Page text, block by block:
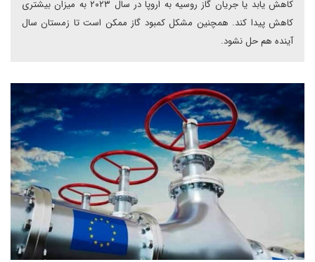
کاهش یابد یا جریان گاز روسیه به اروپا در سال ۲۰۲۳ به میزان بیشتری
کاهش پیدا کند. همچنین مشکل کمبود گاز ممکن است تا زمستان سال
آینده هم حل نشود.